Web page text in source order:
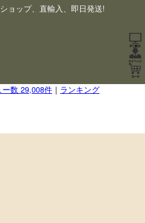
ョップ、直輸入、即日発送!
ー数 29,008件 ｜ ランキング